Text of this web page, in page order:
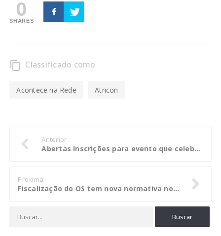
0
SHARES
content_copy Classificado como
Acontece na Rede Atricon
Anterior
Abertas Inscrições para evento que celebra Dia do Arquiteto e Urbanista em Mato Grosso
Próxima
Fiscalização do OS tem nova normativa no TCE-GO